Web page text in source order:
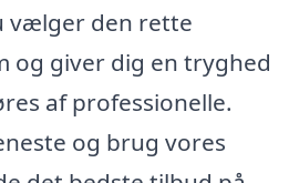
vælger den rette
og giver dig en tryghed
af professionelle.
og brug vores